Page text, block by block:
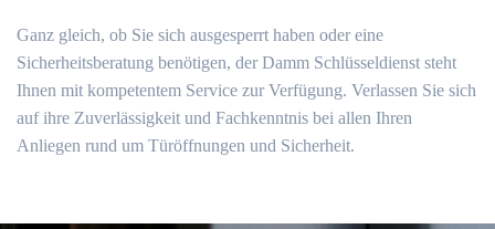
Ganz gleich, ob Sie sich ausgesperrt haben oder eine
Sicherheitsberatung benötigen, der Damm Schlüsseldienst steht
Ihnen mit kompetentem Service zur Verfügung.​ Verlassen Sie sich
auf ihre Zuverlässigkeit und Fachkenntnis bei allen Ihren
Anliegen rund um Türöffnungen und Sicherheit.​